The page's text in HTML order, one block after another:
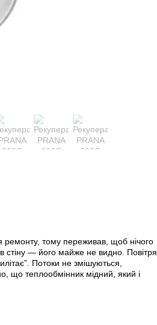
ремонту, тому переживав, щоб нічого
— його майже не видно. Повітря
Потоки не змішуються,
що теплообмінник мідний, який і